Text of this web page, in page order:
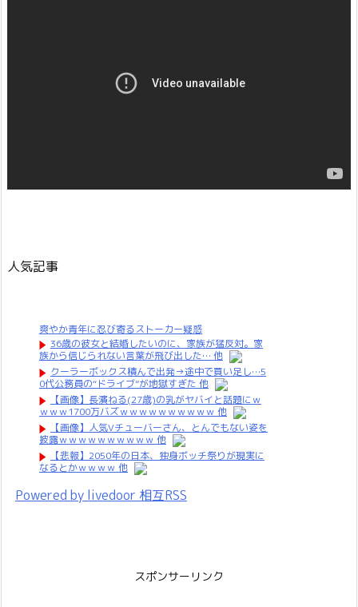
人気記事
爽やか青年に忍び寄るストーカー疑惑
36歳の彼女と結婚したいのに、家族が猛反対。家
族から信じられない言葉が飛び出した… 他
クーラーボックス積んで出発→途中で買い足し…5
0代公務員の“ドライブ”が地獄すぎた 他
【画像】長濱ねる(27歳)の乳がヤバイと話題にｗ
ｗｗｗ1700万バズｗｗｗｗｗｗｗｗｗｗ 他
【画像】人気Vチューバーさん、とんでもない姿を
披露ｗｗｗｗｗｗｗｗｗｗ 他
【悲報】2050年の日本、独身ボッチ祭りが現実に
なるとかｗｗｗｗ 他
Powered by livedoor 相互RSS
スポンサーリンク